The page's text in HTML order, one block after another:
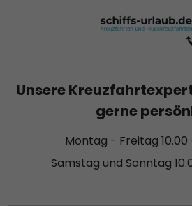
Unsere
gerne
Montag - Freitag 10.00
Samstag und Sonntag